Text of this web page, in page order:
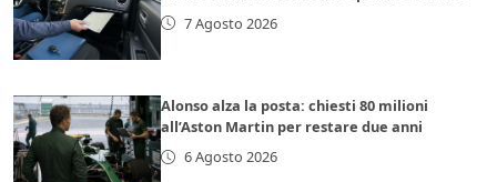
7 Agosto 2026
Alonso alza la posta: chiesti 80 milioni
all’Aston Martin per restare due anni
6 Agosto 2026